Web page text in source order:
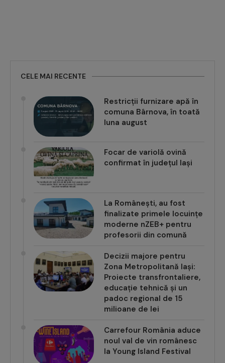
CELE MAI RECENTE
Restricții furnizare apă în
comuna Bârnova, în toată
luna august
Focar de variolă ovină
confirmat în județul Iași
La Românești, au fost
finalizate primele locuințe
moderne nZEB+ pentru
profesorii din comună
Decizii majore pentru
Zona Metropolitană Iași:
Proiecte transfrontaliere,
educație tehnică și un
padoc regional de 15
milioane de lei
Carrefour România aduce
noul val de vin românesc
la Young Island Festival